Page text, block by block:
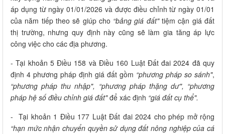
áp dụng từ ngày 01/01/2026 và được điều chỉnh từ ngày 01/01
của năm tiếp theo sẽ giúp cho “bảng giá đất"tiệm cận giá đất
thị trường, nhưng quy định này cũng sẽ làm gia tăng áp lực
công việc cho các địa phương.
- Tại khoản 5 Điều 158 và Điều 160 Luật Đất đai 2024 đã quy
định 4 phương pháp định giá đất gồm “phương pháp so sánh",
“phương pháp thu nhập", “phương pháp thặng dư", “phương
pháp hệ số điều chỉnh giá đất"để xác định “giá đất cụ thể".
- Tại khoản 1 Điều 177 Luật Đất đai 2024 cho phép mở rộng
“hạn mức nhận chuyển quyền sử dụng đất nông nghiệp của cá